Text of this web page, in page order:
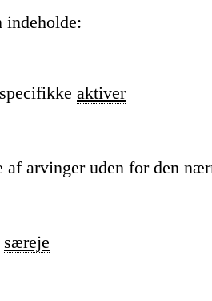
indeholde:
aktiver
af arvinger uden for den
særeje